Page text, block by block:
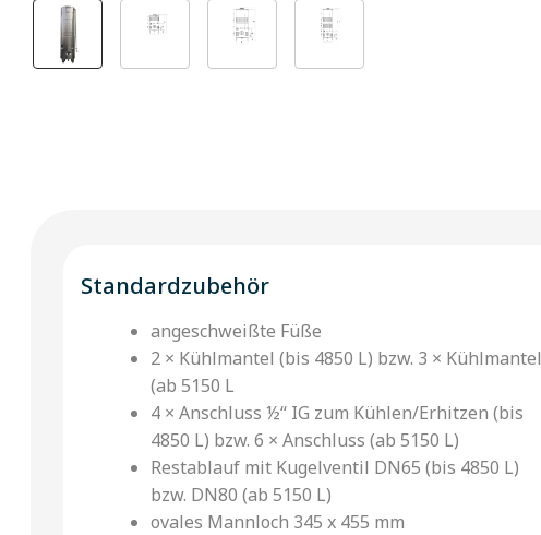
Standardzubehör
angeschweißte Füße
2 × Kühlmantel (bis 4850 L) bzw. 3 × Kühlmantel
(ab 5150 L
4 × Anschluss ½‘‘ IG zum Kühlen/Erhitzen (bis
4850 L) bzw. 6 × Anschluss (ab 5150 L)
Restablauf mit Kugelventil DN65 (bis 4850 L)
bzw. DN80 (ab 5150 L)
ovales Mannloch 345 x 455 mm